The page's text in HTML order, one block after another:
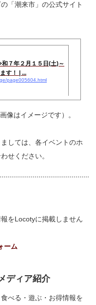
「潮来市」の公式サイト
和７年２月１５日(土)～
す！ | ...
page005604.html
像はイメージです）。
しては、各イベントのホ
せください。
をLocotyに掲載しません
ーム
ディア紹介
べる・遊ぶ・お得情報を